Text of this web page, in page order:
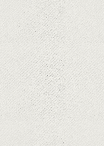
Dota Anime
la Legenda Korra
Curtea Supremă
Google în Oracle
Zvon: aplicațiile
terminalele